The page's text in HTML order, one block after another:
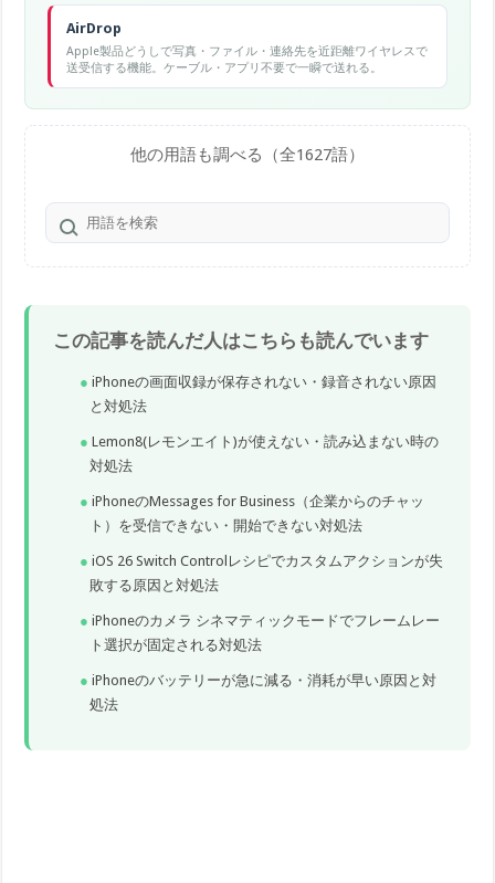
AirDrop
Apple製品どうしで写真・ファイル・連絡先を近距離ワイヤレスで
送受信する機能。ケーブル・アプリ不要で一瞬で送れる。
他の用語も調べる（全1627語）
この記事を読んだ人はこちらも読んでいます
iPhoneの画面収録が保存されない・録音されない原因
と対処法
Lemon8(レモンエイト)が使えない・読み込まない時の
対処法
iPhoneのMessages for Business（企業からのチャッ
ト）を受信できない・開始できない対処法
iOS 26 Switch Controlレシピでカスタムアクションが失
敗する原因と対処法
iPhoneのカメラ シネマティックモードでフレームレー
ト選択が固定される対処法
iPhoneのバッテリーが急に減る・消耗が早い原因と対
処法